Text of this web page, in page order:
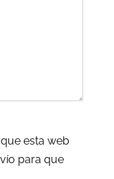
esta web
para que